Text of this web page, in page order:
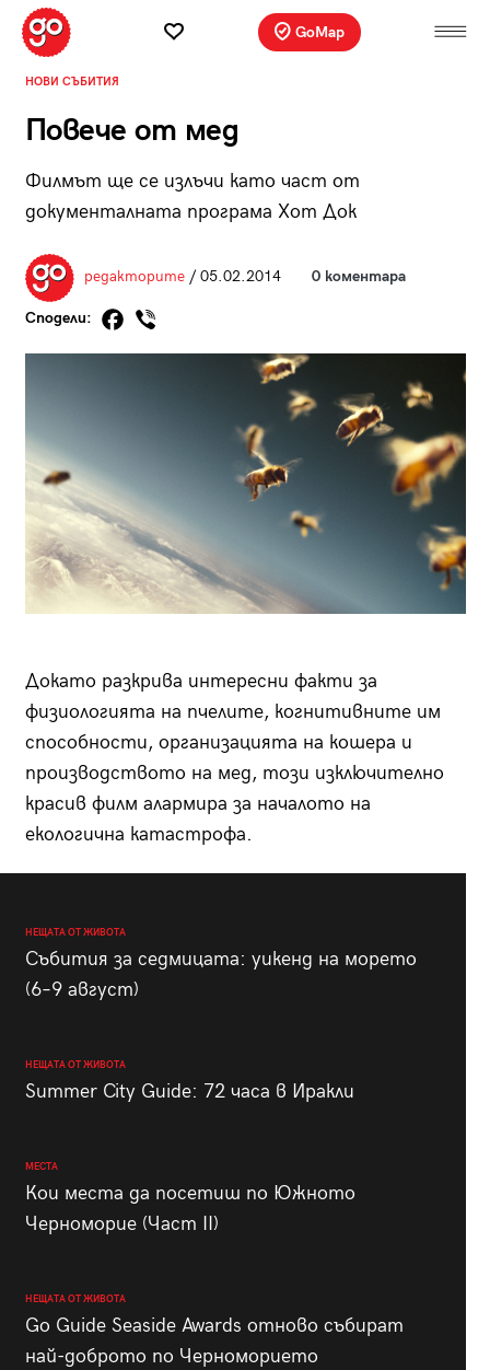
GoMap
НОВИ СЪБИТИЯ
Повече от мед
Филмът ще се излъчи като част от
документалната програма Хот Док
редакторите/ 05.02.2014 0 коментара
Сподели:
Докато разкрива интересни факти за
физиологията на пчелите, когнитивните им
способности, организацията на кошера и
производството на мед, този изключително
красив филм алармира за началото на
екологична катастрофа.
НЕЩАТА ОТ ЖИВОТА
Събития за седмицата: уикенд на морето
(6–9 август)
НЕЩАТА ОТ ЖИВОТА
Summer City Guide: 72 часа в Иракли
МЕСТА
Кои места да посетиш по Южното
Черноморие (Част II)
НЕЩАТА ОТ ЖИВОТА
Go Guide Seaside Awards отново събират
най-доброто по Черноморието